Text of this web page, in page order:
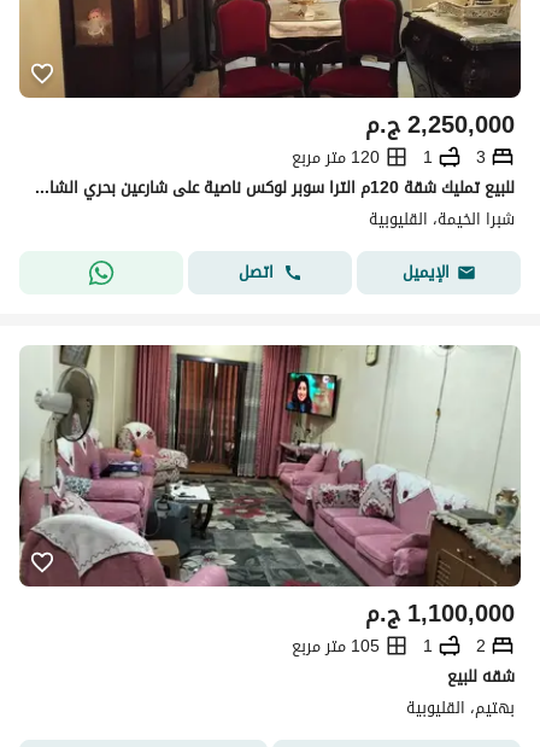
ج.م2,250,000
3
1
120 متر مربع
للبيع تمليك شقة 120م الترا سوبر لوكس ناصية على شارعين بحري الشارع الجديد بجوار جميع البراندات
شبرا الخيمة، القليوبية
الإيميل
اتصل
ج.م1,100,000
2
1
105 متر مربع
شقه للبيع
بهتيم، القليوبية